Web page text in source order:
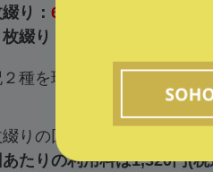
り： 6,600円（税込）
綴り：
種を現在販売中です！
綴りの回数券であれば
たりの利用料は1,320円(税